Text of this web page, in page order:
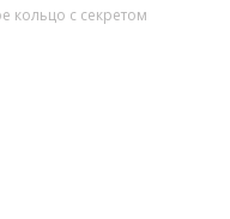
кольцо с секретом